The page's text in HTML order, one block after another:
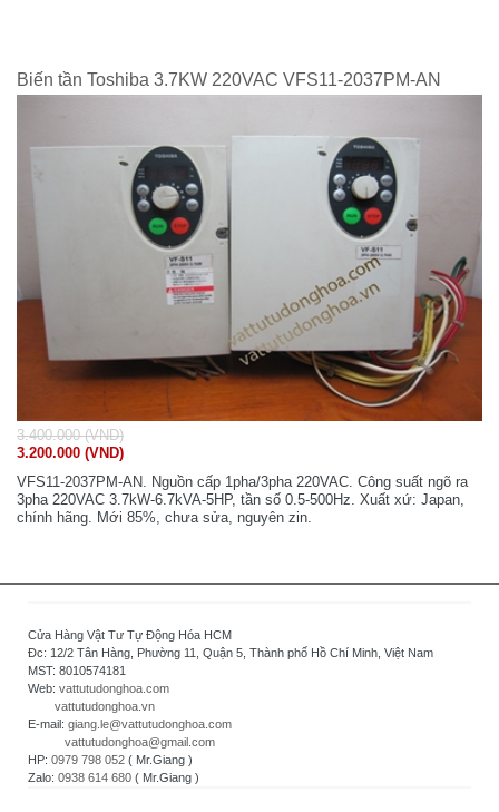
Biến tần Toshiba 3.7KW 220VAC VFS11-2037PM-AN
3.400.000 (VND)
3.200.000 (VND)
VFS11-2037PM-AN. Nguồn cấp 1pha/3pha 220VAC. Công suất ngõ ra
3pha 220VAC 3.7kW-6.7kVA-5HP, tần số 0.5-500Hz. Xuất xứ: Japan,
chính hãng. Mới 85%, chưa sửa, nguyên zin.
Cửa Hàng Vật Tư Tự Động Hóa HCM
Đc: 12/2 Tân Hàng, Phường 11, Quận 5, Thành phố Hồ Chí Minh, Việt Nam
MST: 8010574181
Web: vattutudonghoa.com
vattutudonghoa.vn
E-mail: giang.le@vattutudonghoa.com
vattutudonghoa@gmail.com
HP: 0979 798 052 ( Mr.Giang )
Zalo: 0938 614 680 ( Mr.Giang )